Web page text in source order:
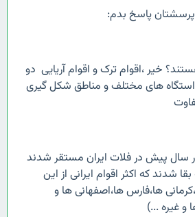
پرسشتان پاسخ بدم:
خیر ،اقوام ترک و اقوام آریایی دو
های مختلف و مناطق شکل گیری
سال پیش در فلات ایران مستقر شدند
شدند که اکثر اقوام ایرانی از این
ها،فارس ها،اصفهانی ها و
و غیره ...)